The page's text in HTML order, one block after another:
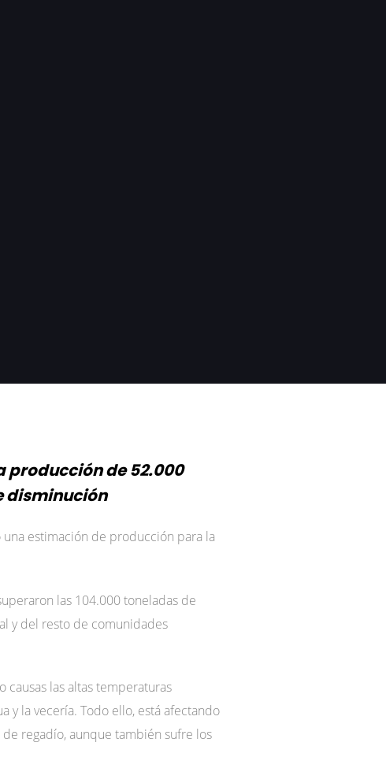
de 52.000
disminución
estimación de producción para la
las 104.000 toneladas de
y del resto de comunidades
causas las altas temperaturas
y la vecería. Todo ello, está afectando
regadío, aunque también sufre los